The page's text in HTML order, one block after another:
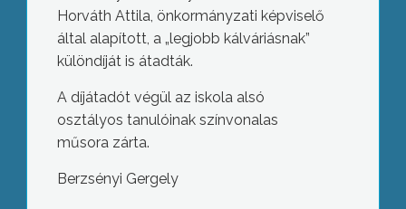
Horváth Attila, önkormányzati képviselő
által alapított, a „legjobb kálváriásnak”
különdíját is átadták.
A díjátadót végül az iskola alsó
osztályos tanulóinak színvonalas
műsora zárta.
Berzsényi Gergely